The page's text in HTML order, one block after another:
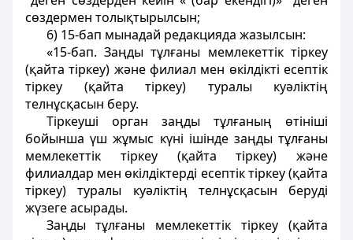
сөздермен толықтырылсын;
6) 15-бап мынадай редакцияда жазылсын:
«15-бап. Заңды тұлғаны мемлекеттік тіркеу
(қайта тіркеу) және филиал мен өкілдікті есептік
тіркеу (қайта тіркеу) туралы куәліктің
телнұсқасын беру.
Тіркеуші орган заңды тұлғаның өтініші
бойынша үш жұмыс күні ішінде заңды тұлғаны
мемлекеттік тіркеу (қайта тіркеу) және
филиалдар мен өкілдіктерді есептік тіркеу (қайта
тіркеу) туралы куәліктің телнұсқасын беруді
жүзеге асырады.
Заңды тұлғаны мемлекеттік тіркеу (қайта